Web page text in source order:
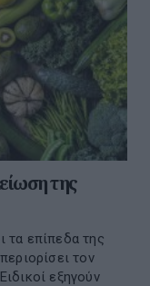
της
τα επίπεδα της
τον
εξηγούν